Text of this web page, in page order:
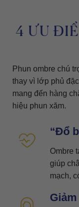
4 ƯU
Phun ombre chú
thay vì lớp phủ
mang đến hàng
hiệu phun xăm.
“Đổ
Ombre
giúp
mạch,